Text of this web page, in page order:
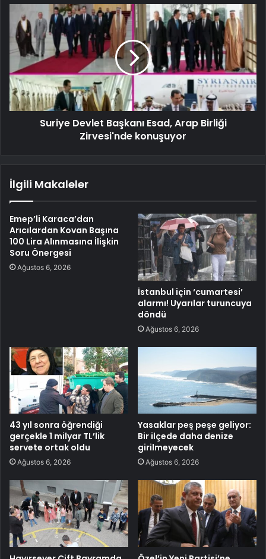
Suriye Devlet Başkanı Esad, Arap Birliği
Zirvesi'nde konuşuyor
İlgili Makaleler
Emep’li Karaca’dan
Arıcılardan Kovan Başına
100 Lira Alınmasına İlişkin
Soru Önergesi
Ağustos 6, 2026
İstanbul için ‘cumartesi’
alarmı! Uyarılar turuncuya
döndü
Ağustos 6, 2026
43 yıl sonra öğrendiği
gerçekle 1 milyar TL’lik
servete ortak oldu
Ağustos 6, 2026
Yasaklar peş peşe geliyor:
Bir ilçede daha denize
girilmeyecek
Ağustos 6, 2026